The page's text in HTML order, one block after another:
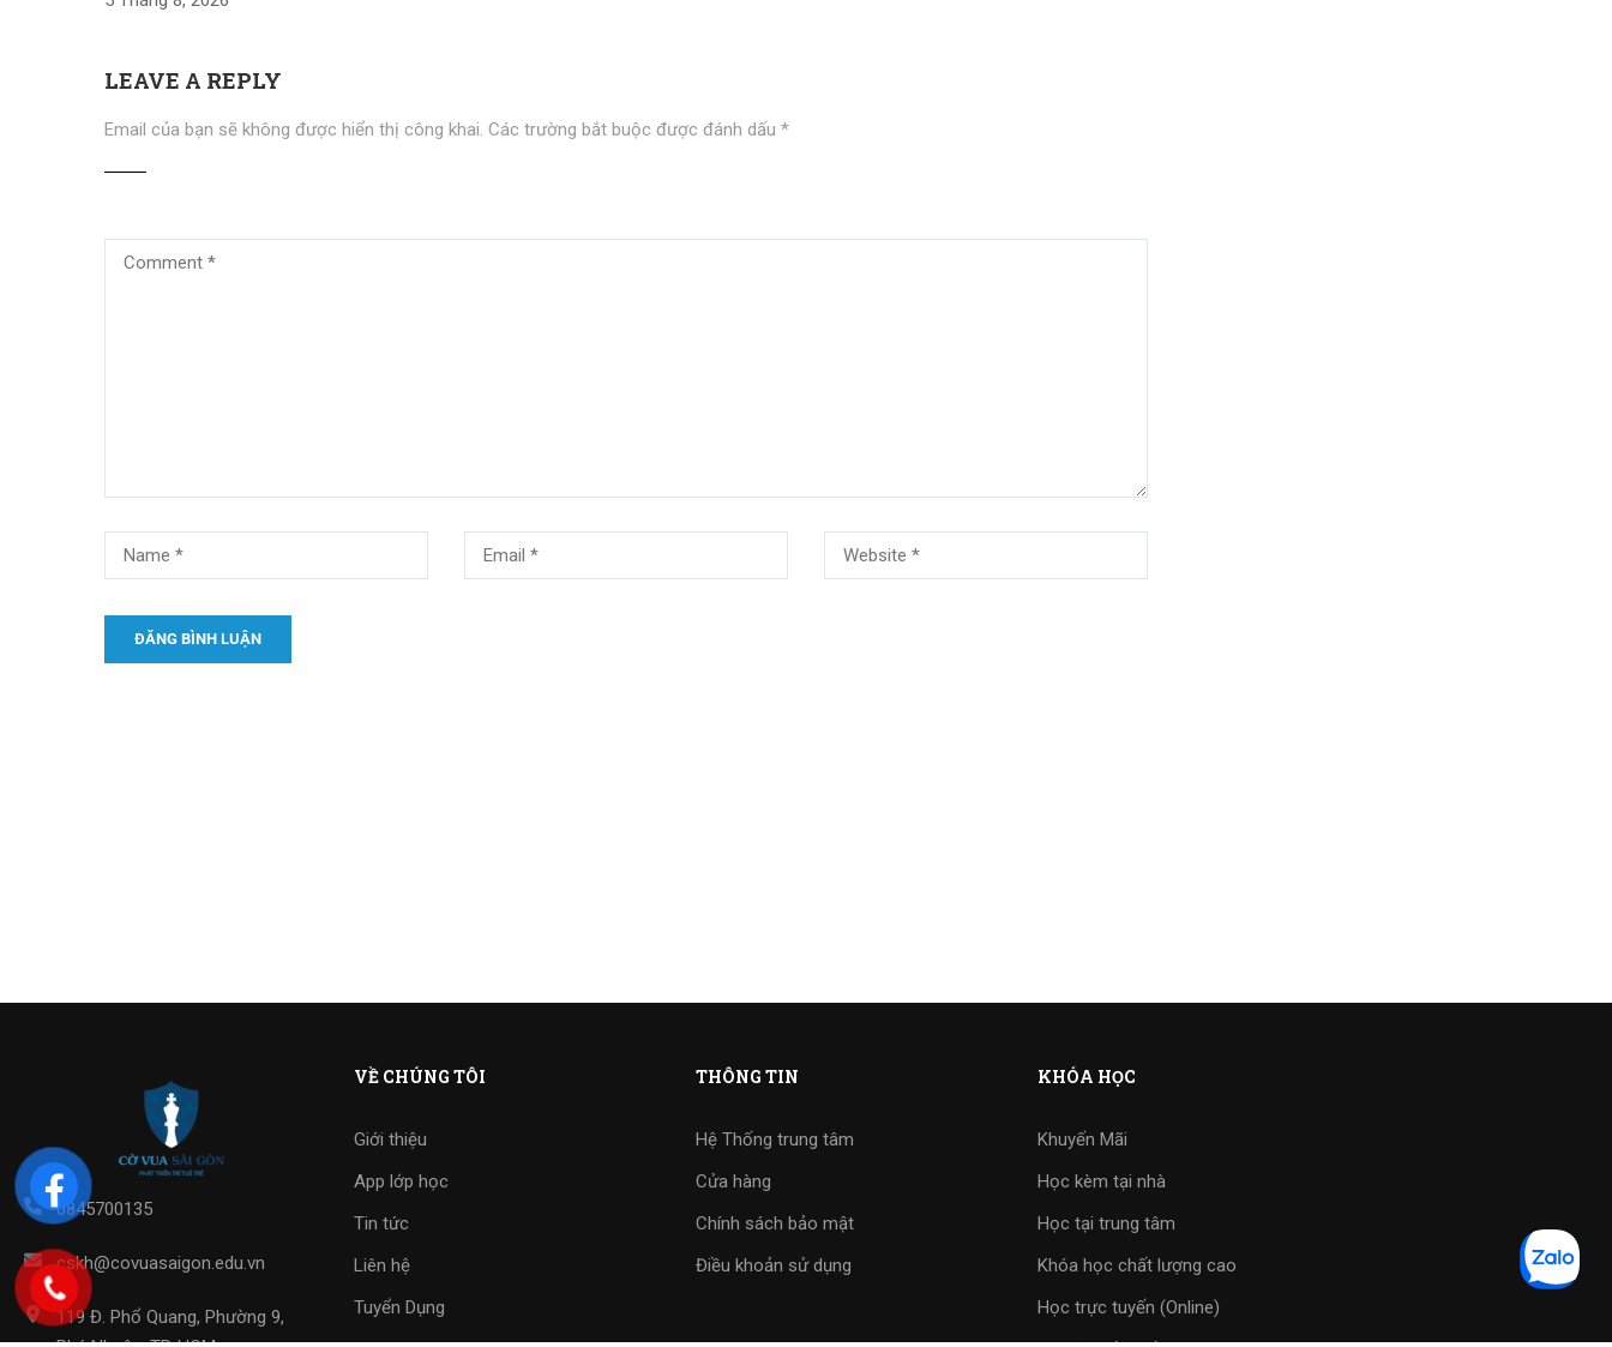
LEAVE A REPLY
Email của bạn sẽ không được hiển thị công khai. Các trường bắt buộc được đánh dấu *
0845700135
cskh@covuasaigon.edu.vn
119 Đ. Phổ Quang, Phường 9,
VỀ CHÚNG TÔI
Giới thiệu
App lớp học
Tin tức
Liên hệ
Tuyển Dụng
THÔNG TIN
Hệ Thống trung tâm
Cửa hàng
Chính sách bảo mật
Điều khoản sử dụng
KHÓA HỌC
Khuyến Mãi
Học kèm tại nhà
Học tại trung tâm
Khóa học chất lượng cao
Học trực tuyến (Online)